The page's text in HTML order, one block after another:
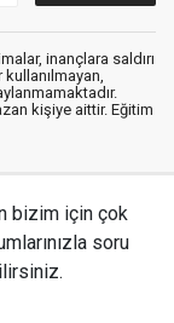
inançlara saldırı
kullanılmayan,
kişiye aittir. Eğitim
bizim için çok
soru